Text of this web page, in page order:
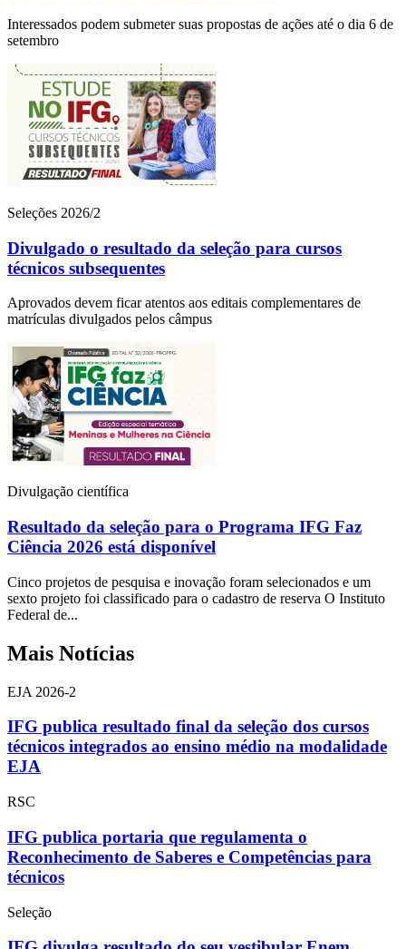
Interessados podem submeter suas propostas de ações até o dia 6 de
setembro
Seleções 2026/2
Divulgado o resultado da seleção para cursos
técnicos subsequentes
Aprovados devem ficar atentos aos editais complementares de
matrículas divulgados pelos câmpus
Divulgação científica
Resultado da seleção para o Programa IFG Faz
Ciência 2026 está disponível
Cinco projetos de pesquisa e inovação foram selecionados e um
sexto projeto foi classificado para o cadastro de reserva O Instituto
Federal de...
Mais Notícias
EJA 2026-2
IFG publica resultado final da seleção dos cursos
técnicos integrados ao ensino médio na modalidade
EJA
RSC
IFG publica portaria que regulamenta o
Reconhecimento de Saberes e Competências para
técnicos
Seleção